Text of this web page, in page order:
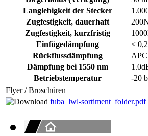
Langlebigkeit der Stecker
Zugfestigkeit, dauerhaft
Zugfestigkeit, kurzfristig
Einfügedämpfung
≤
Rückflussdämpfung
Dämpfung bei 1550 nm
Betriebstemperatur
-20
Flyer / Broschüren
fuba_lwl-sortiment_folder.pdf